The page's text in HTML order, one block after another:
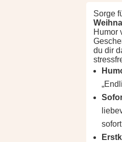
Sorge
Humor
du dir